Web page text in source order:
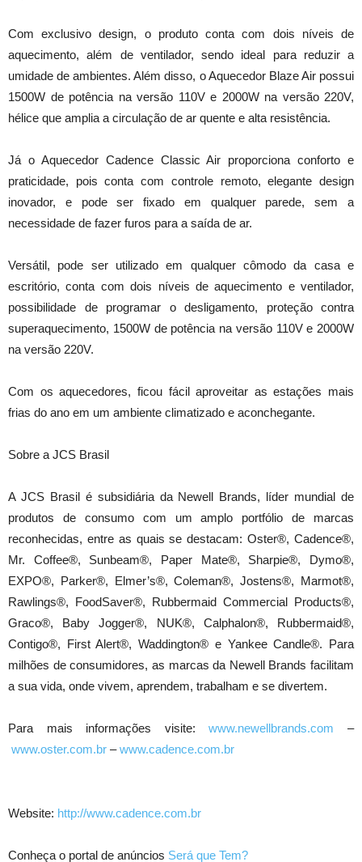
Com exclusivo design, o produto conta com dois níveis de
aquecimento, além de ventilador, sendo ideal para reduzir a
umidade de ambientes. Além disso, o Aquecedor Blaze Air possui
1500W de potência na versão 110V e 2000W na versão 220V,
hélice que amplia a circulação de ar quente e alta resistência.
Já o Aquecedor Cadence Classic Air proporciona conforto e
praticidade, pois conta com controle remoto, elegante design
inovador, e pode ser fixado em qualquer parede, sem a
necessidade de fazer furos para a saída de ar.
Versátil, pode ser utilizado em qualquer cômodo da casa e
escritório, conta com dois níveis de aquecimento e ventilador,
possibilidade de programar o desligamento, proteção contra
superaquecimento, 1500W de potência na versão 110V e 2000W
na versão 220V.
Com os aquecedores, ficou fácil aproveitar as estações mais
frias do ano em um ambiente climatizado e aconchegante.
Sobre a JCS Brasil
A JCS Brasil é subsidiária da Newell Brands, líder mundial de
produtos de consumo com um amplo portfólio de marcas
reconhecidas, entre as quais se destacam: Oster®, Cadence®,
Mr. Coffee®, Sunbeam®, Paper Mate®, Sharpie®, Dymo®,
EXPO®, Parker®, Elmer’s®, Coleman®, Jostens®, Marmot®,
Rawlings®, FoodSaver®, Rubbermaid Commercial Products®,
Graco®, Baby Jogger®, NUK®, Calphalon®, Rubbermaid®,
Contigo®, First Alert®, Waddington® e Yankee Candle®. Para
milhões de consumidores, as marcas da Newell Brands facilitam
a sua vida, onde vivem, aprendem, trabalham e se divertem.
Para mais informações visite:www.newellbrands.com –
www.oster.com.br –www.cadence.com.br
Website: http://www.cadence.com.br
Conheça o portal de anúncios Será que Tem?